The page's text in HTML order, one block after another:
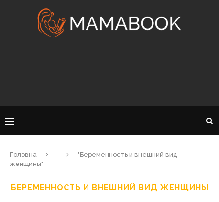
Головна
"Беременность и внешний вид
женщины"
БЕРЕМЕННОСТЬ И ВНЕШНИЙ ВИД ЖЕНЩИНЫ